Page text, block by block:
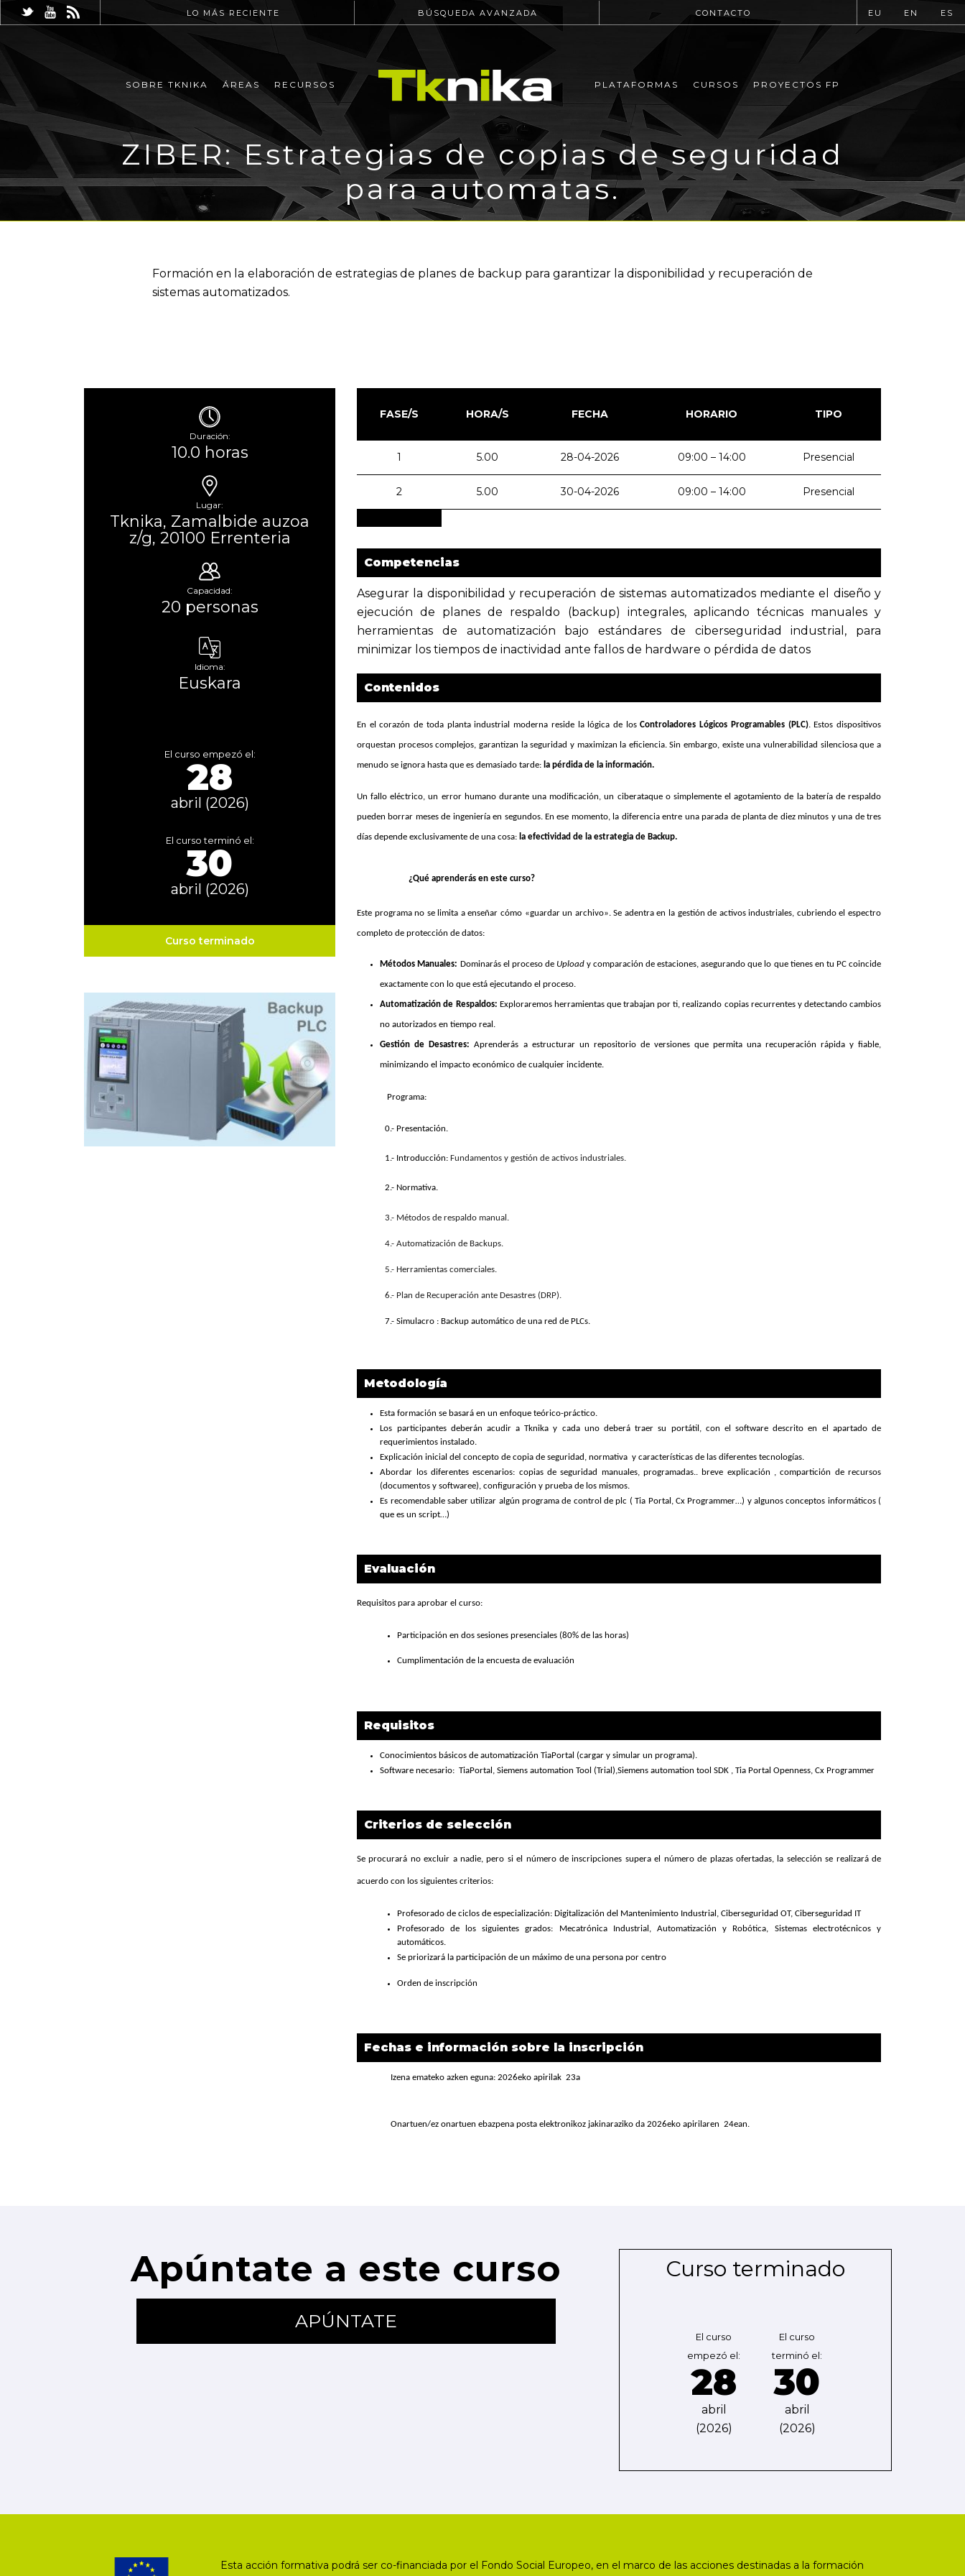
LO MÁS RECIENTE BÚSQUEDA AVANZADA CONTACTO EU EN ES
SOBRE TKNIKA ÁREAS RECURSOS PLATAFORMAS CURSOS PROYECTOS FP
ZIBER: Estrategias de copias de seguridad
para automatas.
Formación en la elaboración de estrategias de planes de backup para garantizar la disponibilidad y recuperación de
sistemas automatizados.
Duración:
10.0 horas
Lugar:
Tknika, Zamalbide auzoa
z/g, 20100 Errenteria
Capacidad:
20 personas
Idioma:
Euskara
El curso empezó el:
28
abril (2026)
El curso terminó el:
30
abril (2026)
Curso terminado
FASE/S HORA/S FECHA HORARIO TIPO
1 5.00 28-04-2026 09:00 – 14:00 Presencial
2 5.00 30-04-2026 09:00 – 14:00 Presencial
Competencias
Asegurar la disponibilidad y recuperación de sistemas automatizados mediante el diseño y
ejecución de planes de respaldo (backup) integrales, aplicando técnicas manuales y
herramientas de automatización bajo estándares de ciberseguridad industrial, para
minimizar los tiempos de inactividad ante fallos de hardware o pérdida de datos
Contenidos
En el corazón de toda planta industrial moderna reside la lógica de losControladores Lógicos Programables (PLC). Estos dispositivos
orquestan procesos complejos, garantizan la seguridad y maximizan la eficiencia. Sin embargo, existe una vulnerabilidad silenciosa que a
menudo se ignora hasta que es demasiado tarde: la pérdida de la información.
Un fallo eléctrico, un error humano durante una modificación, un ciberataque o simplemente el agotamiento de la batería de respaldo
pueden borrar meses de ingeniería en segundos. En ese momento, la diferencia entre una parada de planta de diez minutos y una de tres
días depende exclusivamente de una cosa: la efectividad de la estrategia de Backup.
¿Qué aprenderás en este curso?
Este programa no se limita a enseñar cómo «guardar un archivo». Se adentra en la gestión de activos industriales, cubriendo el espectro
completo de protección de datos:
Métodos Manuales: Dominarás el proceso de Uploady comparación de estaciones, asegurando que lo que tienes en tu PC coincide
exactamente con lo que está ejecutando el proceso.
Automatización de Respaldos: Exploraremos herramientas que trabajan por ti, realizando copias recurrentes y detectando cambios
no autorizados en tiempo real.
Gestión de Desastres: Aprenderás a estructurar un repositorio de versiones que permita una recuperación rápida y fiable,
minimizando el impacto económico de cualquier incidente.
Programa:
0.- Presentación.
1.- Introducción: Fundamentos y gestión de activos industriales.
2.- Normativa.
3.- Métodos de respaldo manual.
4.- Automatización de Backups.
5.- Herramientas comerciales.
6.- Plan de Recuperación ante Desastres (DRP).
7.- Simulacro : Backup automático de una red de PLCs.
Metodología
Esta formación se basará en un enfoque teórico-práctico.
Los participantes deberán acudir a Tknika y cada uno deberá traer su portátil, con el software descrito en el apartado de
requerimientos instalado.
Explicación inicial del concepto de copia de seguridad, normativa y características de las diferentes tecnologías.
Abordar los diferentes escenarios: copias de seguridad manuales, programadas.. breve explicación , compartición de recursos
(documentos y softwaree), configuración y prueba de los mismos.
Es recomendable saber utilizar algún programa de control de plc ( Tia Portal, Cx Programmer…) y algunos conceptos informáticos (
que es un script…)
Evaluación
Requisitos para aprobar el curso:
Participación en dos sesiones presenciales (80% de las horas)
Cumplimentación de la encuesta de evaluación
Requisitos
Conocimientos básicos de automatización TiaPortal (cargar y simular un programa).
Software necesario: TiaPortal, Siemens automation Tool (Trial),Siemens automation tool SDK , Tia Portal Openness, Cx Programmer
Criterios de selección
Se procurará no excluir a nadie, pero si el número de inscripciones supera el número de plazas ofertadas, la selección se realizará de
acuerdo con los siguientes criterios:
Profesorado de ciclos de especialización: Digitalización del Mantenimiento Industrial, Ciberseguridad OT, Ciberseguridad IT
Profesorado de los siguientes grados: Mecatrónica Industrial, Automatización y Robótica, Sistemas electrotécnicos y
automáticos.
Se priorizará la participación de un máximo de una persona por centro
Orden de inscripción
Fechas e información sobre la inscripción
Izena emateko azken eguna: 2026eko apirilak 23a
Onartuen/ez onartuen ebazpena posta elektronikoz jakinaraziko da 2026eko apirilaren 24ean.
Apúntate a este curso
APÚNTATE
Curso terminado
El curso
empezó el:
28
abril
(2026)
El curso
terminó el:
30
abril
(2026)
Esta acción formativa podrá ser co-financiada por el Fondo Social Europeo, en el marco de las acciones destinadas a la formación